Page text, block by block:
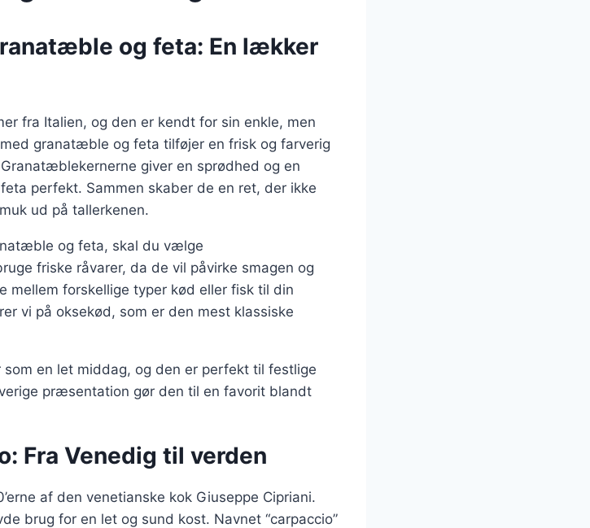
og feta: En lækker
fra Italien, og den er kendt for sin enkle, men
granatæble og feta tilføjer en frisk og farverig
giver en sprødhed og en
perfekt. Sammen skaber de en ret, der ikke
ud på tallerkenen.
og feta, skal du vælge
friske råvarer, da de vil påvirke smagen og
forskellige typer kød eller fisk til din
vi på oksekød, som er den mest klassiske
en let middag, og den er perfekt til festlige
præsentation gør den til en favorit blandt
Fra Venedig til verden
af den venetianske kok Giuseppe Cipriani.
brug for en let og sund kost. Navnet “carpaccio”